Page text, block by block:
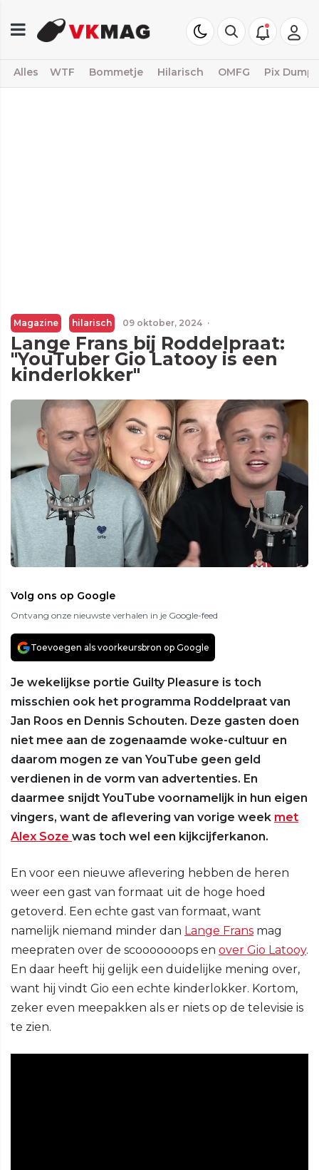
Alles WTF Bommetje Hilarisch OMFG Pix Dump
Magazine hilarisch 09 oktober, 2024 ·
Lange Frans bij Roddelpraat:
"YouTuber Gio Latooy is een
kinderlokker"
Volg ons op Google
Ontvang onze nieuwste verhalen in je Google-feed
Toevoegen als voorkeursbron op Google
Je wekelijkse portie Guilty Pleasure is toch
misschien ook het programma Roddelpraat van
Jan Roos en Dennis Schouten. Deze gasten doen
niet mee aan de zogenaamde woke-cultuur en
daarom mogen ze van YouTube geen geld
verdienen in de vorm van advertenties. En
daarmee snijdt YouTube voornamelijk in hun eigen
vingers, want de aflevering van vorige week met
Alex Soze was toch wel een kijkcijferkanon.
En voor een nieuwe aflevering hebben de heren
weer een gast van formaat uit de hoge hoed
getoverd. Een echte gast van formaat, want
namelijk niemand minder dan Lange Frans mag
meepraten over de scooooooops en over Gio Latooy.
En daar heeft hij gelijk een duidelijke mening over,
want hij vindt Gio een echte kinderlokker. Kortom,
zeker even meepakken als er niets op de televisie is
te zien.